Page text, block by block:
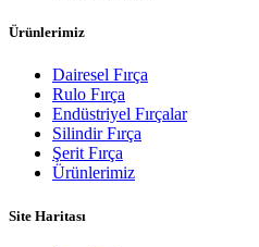
Ürünlerimiz
Dairesel Fırça
Rulo Fırça
Endüstriyel Fırçalar
Silindir Fırça
Şerit Fırça
Ürünlerimiz
Site Haritası